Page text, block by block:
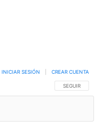
SIGA ESTA
SEGUIR
INICIAR SESIÓN CREAR CUENTA